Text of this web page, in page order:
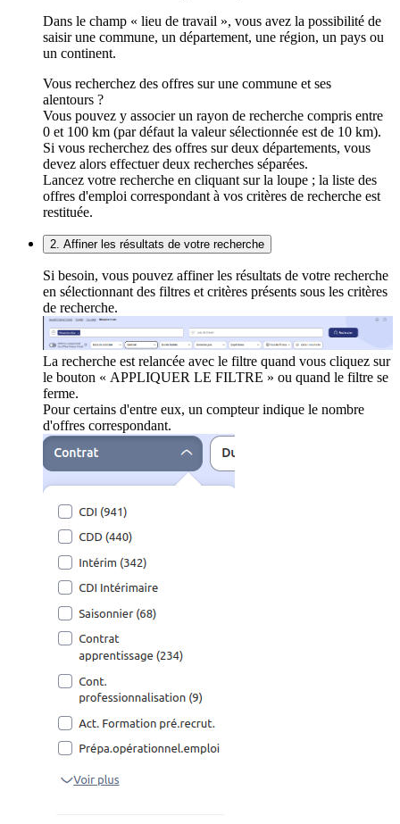
Dans le champ « lieu de travail », vous avez la possibilité de
saisir une commune, un département, une région, un pays ou
un continent.
Vous recherchez des offres sur une commune et ses
alentours ?
Vous pouvez y associer un rayon de recherche compris entre
0 et 100 km (par défaut la valeur sélectionnée est de 10 km).
Si vous recherchez des offres sur deux départements, vous
devez alors effectuer deux recherches séparées.
Lancez votre recherche en cliquant sur la loupe ; la liste des
offres d'emploi correspondant à vos critères de recherche est
restituée.
2. Affiner les résultats de votre recherche
Si besoin, vous pouvez affiner les résultats de votre recherche
en sélectionnant des filtres et critères présents sous les critères
de recherche.
La recherche est relancée avec le filtre quand vous cliquez sur
le bouton « APPLIQUER LE FILTRE » ou quand le filtre se
ferme.
Pour certains d'entre eux, un compteur indique le nombre
d'offres correspondant.